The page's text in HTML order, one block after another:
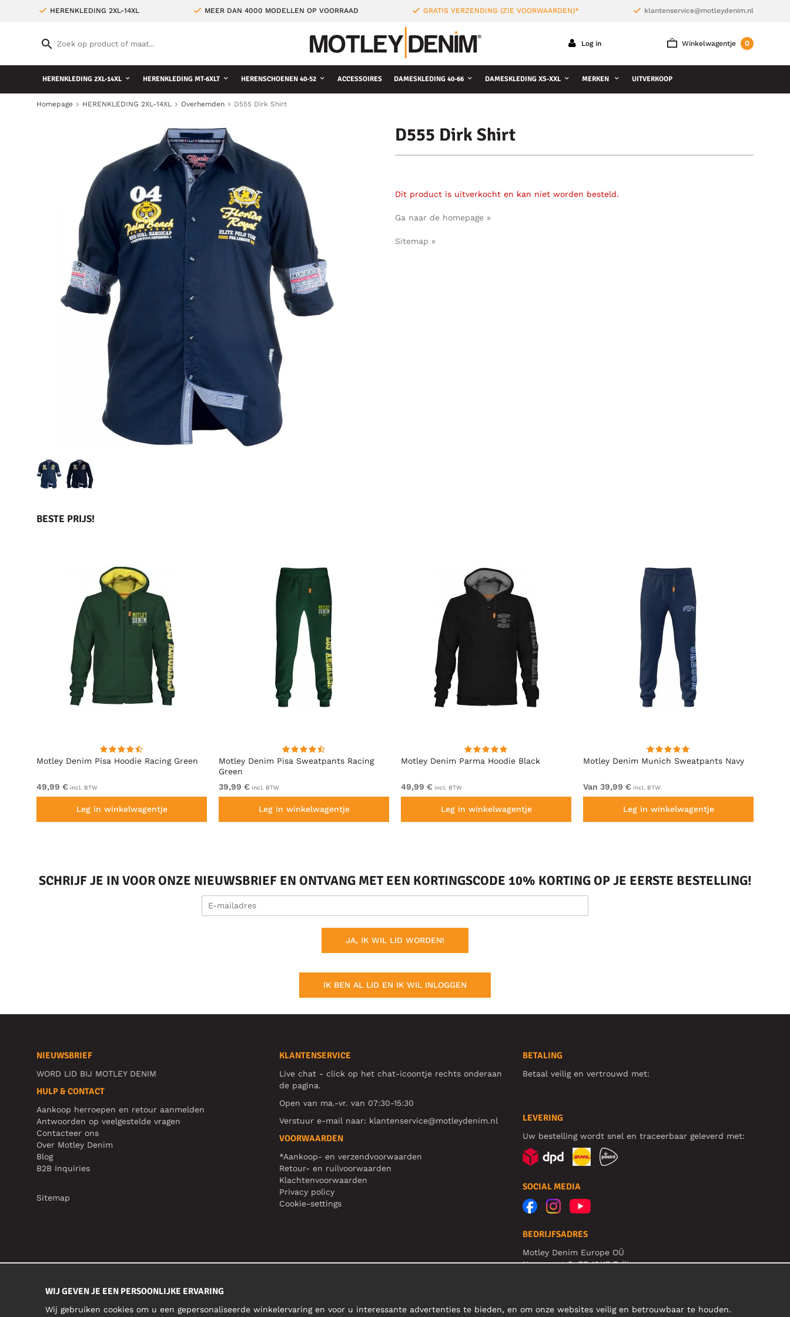
HERENKLEDING 2XL-14XL MEER DAN 4000 MODELLEN OP VOORRAAD GRATIS VERZENDING (ZIE VOORWAARDEN)* klantenservice@motleydenim.nl
Winkelwagentje 0
Log in
HERENKLEDING 2XL-14XL HERENKLEDING MT-6XLT HERENSCHOENEN 40-52 ACCESSOIRES DAMESKLEDING 40-66 DAMESKLEDING XS-XXL MERKEN UITVERKOOP
Homepage HERENKLEDING 2XL-14XL Overhemden D555 Dirk Shirt
D555 Dirk Shirt
Dit product is uitverkocht en kan niet worden besteld.
Ga naar de homepage »
Sitemap »
BESTE PRIJS!
Motley Denim Pisa Hoodie Racing Green
49,99 € incl. BTW
Leg in winkelwagentje
Motley Denim Pisa Sweatpants Racing
Green
39,99 € incl. BTW
Leg in winkelwagentje
Motley Denim Parma Hoodie Black
49,99 € incl. BTW
Leg in winkelwagentje
Motley Denim Munich Sweatpants Navy
Van 39,99 € incl. BTW
Leg in winkelwagentje
SCHRIJF JE IN VOOR ONZE NIEUWSBRIEF EN ONTVANG MET EEN KORTINGSCODE 10% KORTING OP JE EERSTE BESTELLING!
JA, IK WIL LID WORDEN!
IK BEN AL LID EN IK WIL INLOGGEN
NIEUWSBRIEF
WORD LID BIJ MOTLEY DENIM
HULP & CONTACT
Aankoop herroepen en retour aanmelden
Antwoorden op veelgestelde vragen
Contacteer ons
Over Motley Denim
Blog
B2B Inquiries
Sitemap
KLANTENSERVICE
Live chat - click op het chat-icoontje rechts onderaan
de pagina.
Open van ma.-vr. van 07:30-15:30
Verstuur e-mail naar: klantenservice@motleydenim.nl
VOORWAARDEN
*Aankoop- en verzendvoorwaarden
Retour- en ruilvoorwaarden
Klachtenvoorwaarden
Privacy policy
Cookie-settings
BETALING
Betaal veilig en vertrouwd met:
LEVERING
Uw bestelling wordt snel en traceerbaar geleverd met:
SOCIAL MEDIA
BEDRIJFSADRES
Motley Denim Europe OÜ
Narva mnt 5, EE-10117 Tallinn
WIJ GEVEN JE EEN PERSOONLIJKE ERVARING
Wij gebruiken cookies om u een gepersonaliseerde winkelervaring en voor u interessante advertenties te bieden, en om onze websites veilig en betrouwbaar te houden.